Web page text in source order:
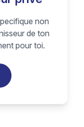
non
de ton
pour toi.